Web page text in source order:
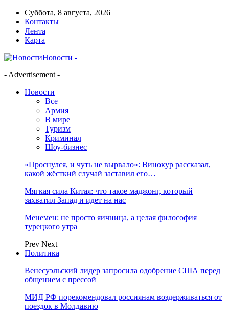
Суббота, 8 августа, 2026
Контакты
Лента
Карта
Новости -
- Advertisement -
Новости
Все
Армия
В мире
Туризм
Криминал
Шоу-бизнес
«Проснулся, и чуть не вырвало»: Винокур рассказал,
какой жёсткий случай заставил его…
Мягкая сила Китая: что такое маджонг, который
захватил Запад и идет на нас
Менемен: не просто яичница, а целая философия
турецкого утра
Prev Next
Политика
Венесуэльский лидер запросила одобрение США перед
общением с прессой
МИД РФ порекомендовал россиянам воздерживаться от
поездок в Молдавию